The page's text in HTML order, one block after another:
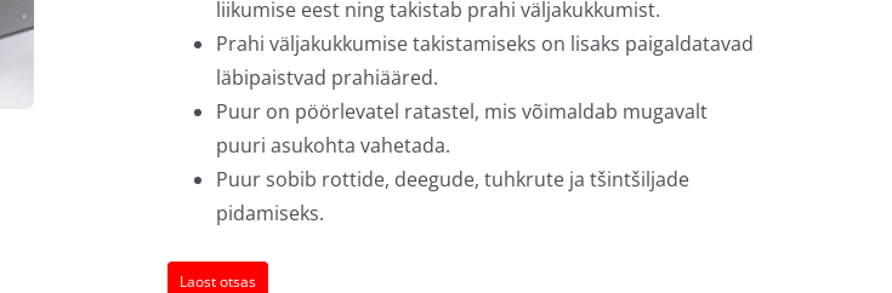
liikumise eest ning takistab prahi väljakukkumist.
Prahi väljakukkumise takistamiseks on lisaks paigaldatavad
läbipaistvad prahiääred.
Puur on pöörlevatel ratastel, mis võimaldab mugavalt
puuri asukohta vahetada.
Puur sobib rottide, deegude, tuhkrute ja tšintšiljade
pidamiseks.
Laost otsas